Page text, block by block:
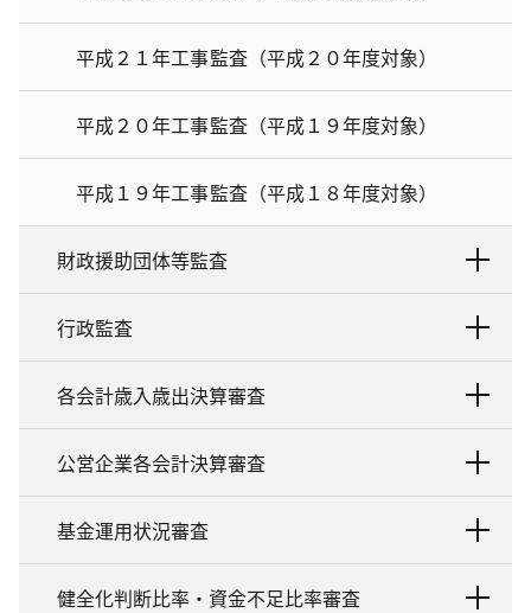
平成２１年工事監査（平成２０年度対象）
平成２０年工事監査（平成１９年度対象）
平成１９年工事監査（平成１８年度対象）
財政援助団体等監査
行政監査
各会計歳入歳出決算審査
公営企業各会計決算審査
基金運用状況審査
健全化判断比率・資金不足比率審査